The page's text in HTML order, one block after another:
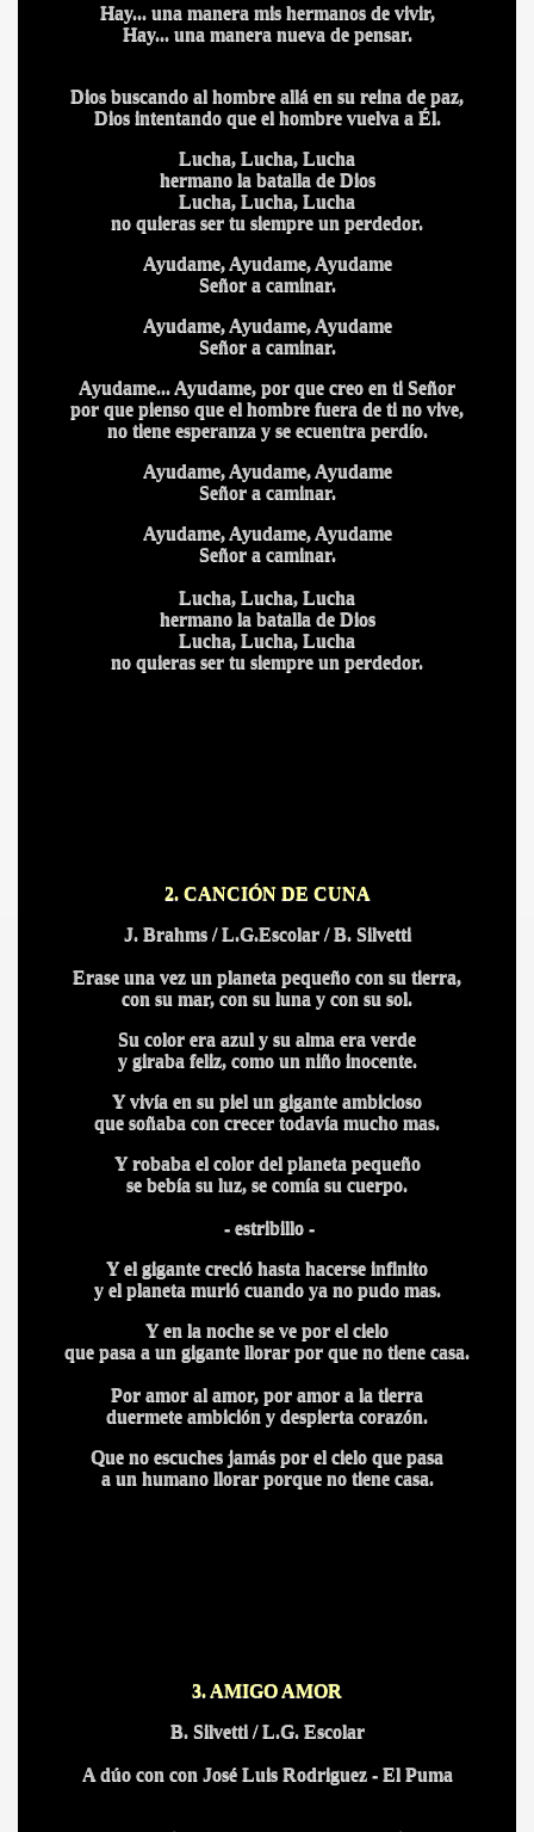
Hay... una manera mis hermanos de vivir,
Hay... una manera nueva de pensar.
Dios buscando al hombre allá en su reina de paz,
Dios intentando que el hombre vuelva a Él.
Lucha, Lucha, Lucha
hermano la batalla de Dios
Lucha, Lucha, Lucha
no quieras ser tu siempre un perdedor.
Ayudame, Ayudame, Ayudame
Señor a caminar.
Ayudame, Ayudame, Ayudame
Señor a caminar.
Ayudame... Ayudame, por que creo en ti Señor
por que pienso que el hombre fuera de ti no vive,
no tiene esperanza y se ecuentra perdío.
Ayudame, Ayudame, Ayudame
Señor a caminar.
Ayudame, Ayudame, Ayudame
Señor a caminar.
Lucha, Lucha, Lucha
hermano la batalla de Dios
Lucha, Lucha, Lucha
no quieras ser tu siempre un perdedor.
2. CANCIÓN DE CUNA
J. Brahms / L.G.Escolar / B. Silvetti
Erase una vez un planeta pequeño con su tierra,
con su mar, con su luna y con su sol.
Su color era azul y su alma era verde
y giraba feliz, como un niño inocente.
Y vivía en su piel un gigante ambicioso
que soñaba con crecer todavía mucho mas.
Y robaba el color del planeta pequeño
se bebía su luz, se comía su cuerpo.
- estribillo -
Y el gigante creció hasta hacerse infinito
y el planeta murió cuando ya no pudo mas.
Y en la noche se ve por el cielo
que pasa a un gigante llorar por que no tiene casa.
Por amor al amor, por amor a la tierra
duermete ambición y despierta corazón.
Que no escuches jamás por el cielo que pasa
a un humano llorar porque no tiene casa.
3. AMIGO AMOR
B. Silvetti / L.G. Escolar
A dúo con con José Luis Rodriguez - El Puma